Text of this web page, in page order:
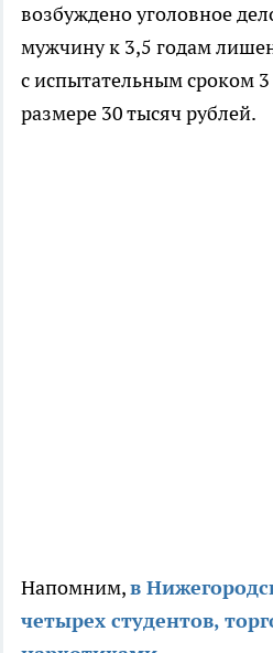
возбуждено уголовное
мужчину к 3,5 годам
с испытательным сроком
размере 30 тысяч рублей.
Напомним,в
четырех студентов,